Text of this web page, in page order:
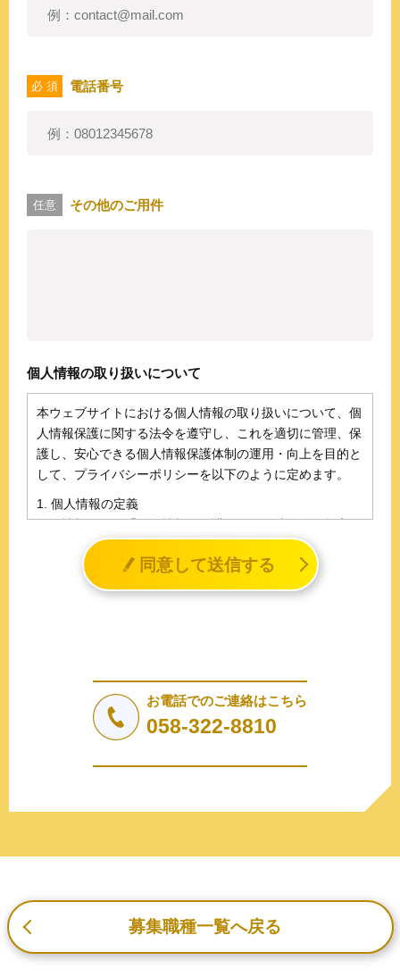
必 須 電話番号
任意 その他のご用件
個人情報の取り扱いについて
本ウェブサイトにおける個人情報の取り扱いについて、個
人情報保護に関する法令を遵守し、これを適切に管理、保
護し、安心できる個人情報保護体制の運用・向上を目的と
して、プライバシーポリシーを以下のように定めます。
1. 個人情報の定義
個人情報とは、「個人情報の保護に関する法律」に規定さ
れる生存する個人に関する情報であって、氏名、生年月日
その他の記述等により特定の個人を識別することができる
情報（個人識別情報）を指します。
法令により許された場合を除き、個人情報を第三者に提供
しません。
a.応募者等からのお問い合わせに対応・管理するため
b.本ウェブサイトにおけるサービスの提供・運用のため
3. プライバシー尊重
4. 法令等の遵守
応募者等の個人情報の取得、利用その他一切の取り扱いに
令、及び本プライバシーポリシーを遵守します。
同意して送信する
お電話でのご連絡はこちら
058-322-8810
募集職種一覧へ戻る